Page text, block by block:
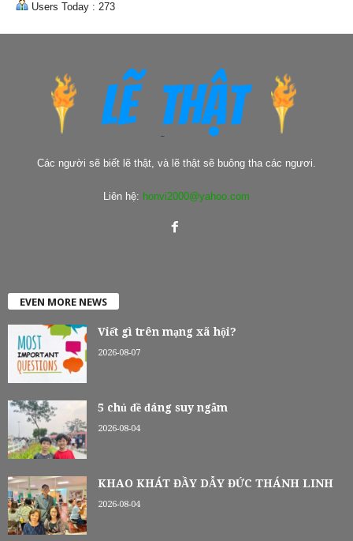
Users Today : 273
Các người sẽ biết lẽ thật, và lẽ thật sẽ buông tha các ngươi.
Liên hệ: honvi2000@yahoo.com
EVEN MORE NEWS
Viết gì trên mạng xã hội?
2026-08-07
5 chủ đề đáng suy ngẫm
2026-08-04
KHAO KHÁT ĐẦY DẪY ĐỨC THÁNH LINH
2026-08-04